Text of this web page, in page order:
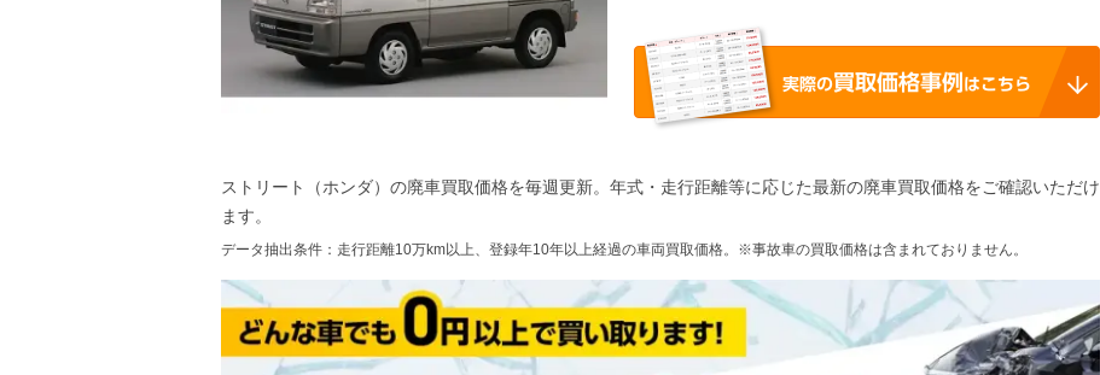
ストリート（ホンダ） の廃車買取価格を毎週更新。年式・走行距離等に応じた最新の廃車買取価格をご確認いただけ
ます。
データ抽出条件：走行距離10万km以上、登録年10年以上経過の車両買取価格。※事故車の買取価格は含まれておりません。